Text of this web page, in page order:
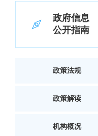
政府信息
公开指南
政策法规
政策解读
机构概况